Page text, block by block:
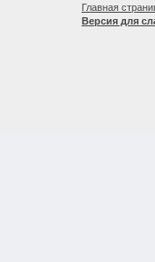
Главная
Версия для